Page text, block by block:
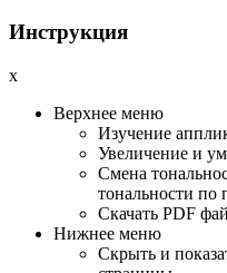
Инструкция
x
Верхнее меню
Изучение
Увеличение и
Смена
тональности по
Cкачать PDF
Нижнее меню
Скрыть и